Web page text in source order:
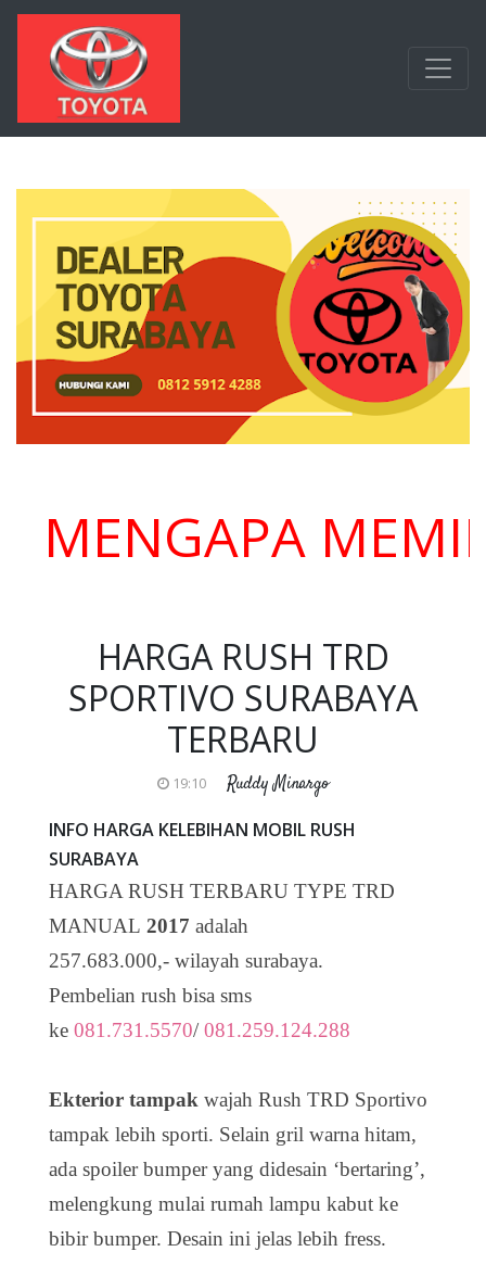
Langsung ke konten utama
MEMILIH
HARGA RUSH TRD
SPORTIVO SURABAYA
TERBARU
19:10 Ruddy Minargo
INFO HARGA KELEBIHAN MOBIL RUSH
SURABAYA
HARGA RUSH TERBARU TYPE TRD
MANUAL 2017 adalah
257.683.000,- wilayah surabaya.
Pembelian rush bisa sms
ke 081.731.5570/ 081.259.124.288
Ekterior tampak wajah Rush TRD Sportivo
tampak lebih sporti. Selain gril warna hitam,
ada spoiler bumper yang didesain ‘bertaring’,
melengkung mulai rumah lampu kabut ke
bibir bumper. Desain ini jelas lebih fress.